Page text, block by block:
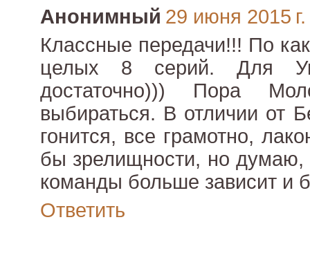
Анонимный 29 июня 2015
Классные передачи!!! По
целых 8 серий. Для
достаточно))) Пора
выбираться. В отличии от
гонится, все грамотно,
бы зрелищности, но думаю,
команды больше зависит и
Ответить